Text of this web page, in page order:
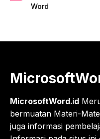
Word
MicrosoftWord.id
bermuatan Materi-
juga informasi